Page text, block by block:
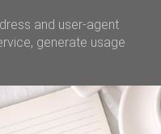
and user-agent
generate usage